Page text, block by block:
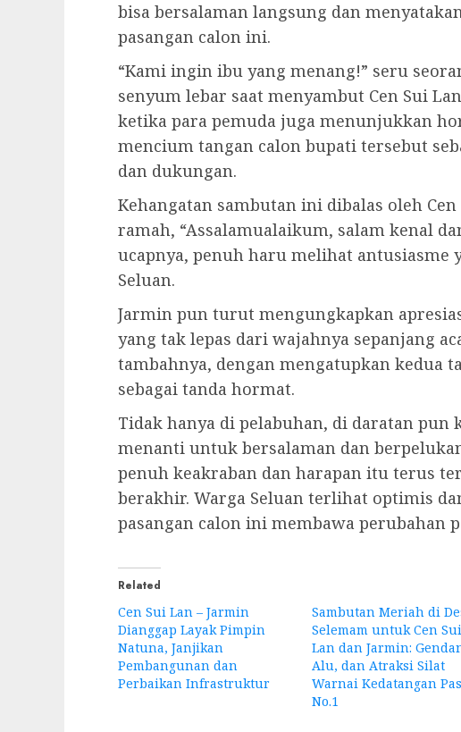
bisa bersalaman langsung dan
pasangan calon ini.
“Kami ingin ibu yang menang!” seru
senyum lebar saat menyambut Cen Sui
ketika para pemuda juga menunjukkan
mencium tangan calon bupati tersebut
dan dukungan.
Kehangatan sambutan ini dibalas oleh Cen
ramah, “Assalamualaikum, salam kenal
ucapnya, penuh haru melihat antusiasme
Seluan.
Jarmin pun turut mengungkapkan
yang tak lepas dari wajahnya sepanjang
tambahnya, dengan mengatupkan kedua
sebagai tanda hormat.
Tidak hanya di pelabuhan, di daratan
menanti untuk bersalaman dan
penuh keakraban dan harapan itu terus
berakhir. Warga Seluan terlihat optimis
pasangan calon ini membawa perubahan
Related
Cen Sui Lan – Jarmin
Dianggap Layak Pimpin
Natuna, Janjikan
Pembangunan dan
Perbaikan Infrastruktur
Sambutan Meriah di
Selemam untuk Cen Sui
Lan dan Jarmin:
Alu, dan Atraksi Silat
Warnai Kedatangan
No.1